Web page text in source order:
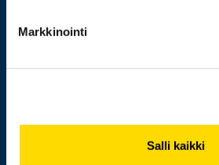
Markkinointi
Salli kaikki